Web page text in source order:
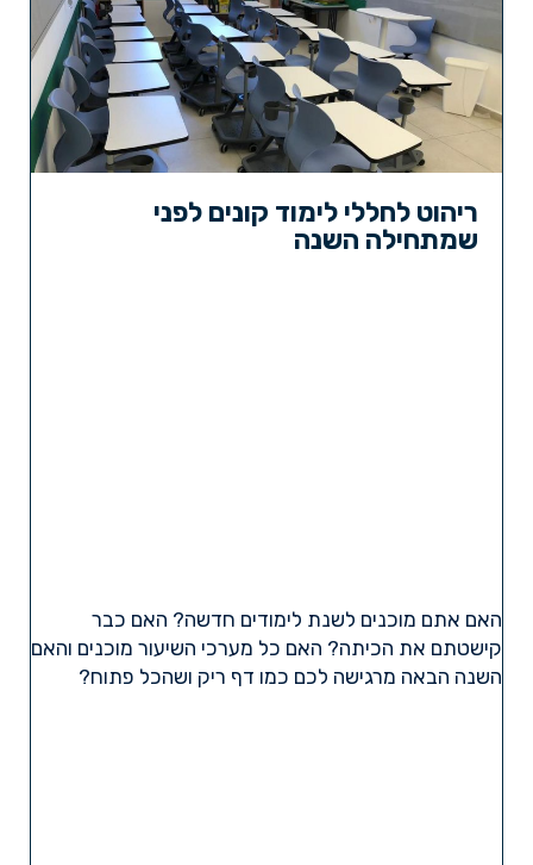
ריהוט לחללי לימוד קונים לפני
שמתחילה השנה
האם אתם מוכנים לשנת לימודים חדשה? האם כבר
קישטתם את הכיתה? האם כל מערכי השיעור מוכנים והאם
השנה הבאה מרגישה לכם כמו דף ריק ושהכל פתוח?